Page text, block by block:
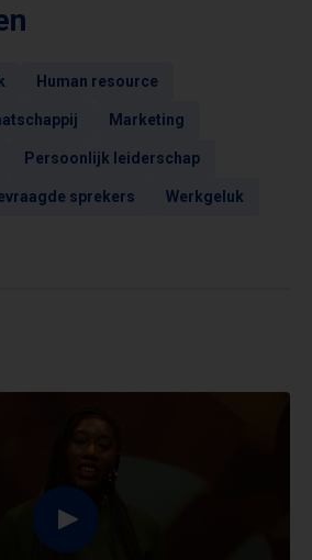
Human resource
Marketing
Persoonlijk leiderschap
sprekers Werkgeluk